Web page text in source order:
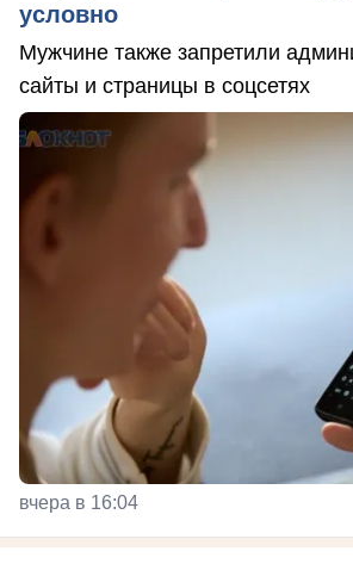
условно
Мужчине также запретили
сайты и страницы в соцсетях
вчера в 16:04